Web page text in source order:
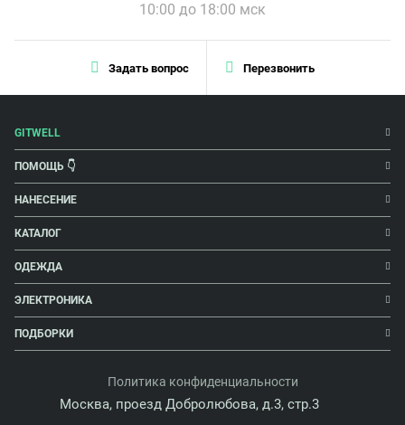
Задать вопрос Перезвонить
10:00 до 18:00 мск
GITWELL
ПОМОЩЬ 👇
НАНЕСЕНИЕ
КАТАЛОГ
ОДЕЖДА
ЭЛЕКТРОНИКА
ПОДБОРКИ
Политика конфиденциальности
Москва, проезд Добролюбова, д.3, стр.3